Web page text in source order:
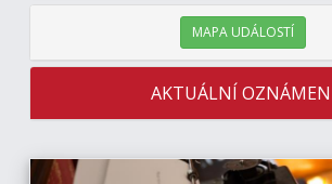
MAPA UDÁLOSTÍ
AKTUÁLNÍ